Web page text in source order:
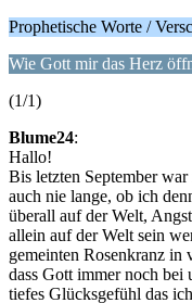
Prophetische Worte /
Wie Gott mir das Herz
(1/1)
Blume24:
Hallo!
Bis letzten September
auch nie lange, ob ich
überall auf der Welt,
allein auf der Welt sein
gemeinten Rosenkranz
dass Gott immer noch bei
tiefes Glücksgefühl das